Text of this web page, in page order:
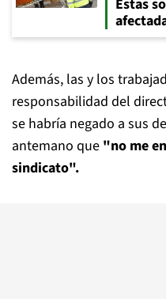
Estas
Además, las y los
responsabilidad del
se habría negado a sus
antemano que "no me
sindicato".